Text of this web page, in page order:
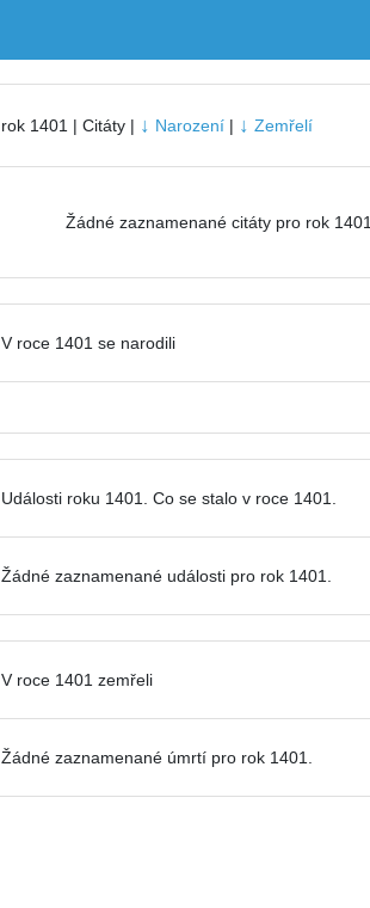
rok 1401 | Citáty | ↓ Narození| ↓ Zemřelí
Žádné zaznamenané citáty pro rok 1401.
V roce 1401 se narodili
Události roku 1401. Co se stalo v roce 1401.
Žádné zaznamenané události pro rok 1401.
V roce 1401 zemřeli
Žádné zaznamenané úmrtí pro rok 1401.